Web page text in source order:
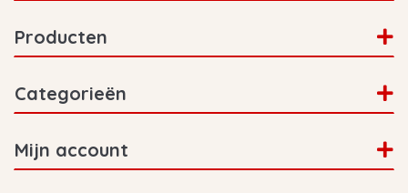
Producten
Categorieën
Mijn account